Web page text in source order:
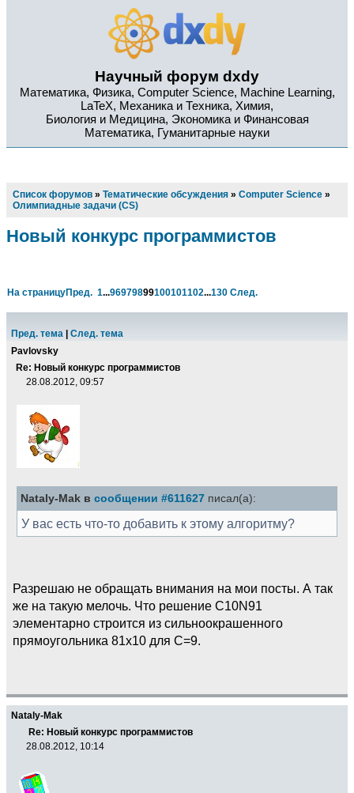
Научный форум dxdy
Математика, Физика, Computer Science, Machine Learning,
LaTeX, Механика и Техника, Химия,
Биология и Медицина, Экономика и Финансовая
Математика, Гуманитарные науки
Список форумов » Тематические обсуждения » Computer Science »
Олимпиадные задачи (CS)
Новый конкурс программистов
На страницуПред. 1...96979899100101102...130 След.
Пред. тема
След. тема
Pavlovsky
Re: Новый конкурс программистов
28.08.2012, 09:57
Nataly-Mak в сообщении #611627 писал(а):
У вас есть что-то добавить к этому алгоритму?
Разрешаю не обращать внимания на мои посты. А так
же на такую мелочь. Что решение С10N91
элементарно строится из сильноокрашенного
прямоугольника 81х10 для С=9.
Nataly-Mak
Re: Новый конкурс программистов
28.08.2012, 10:14